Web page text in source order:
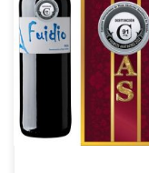
MEDALLAS DE PLATA
muy orgullosos de
mas de 3.000 vinos
por ellos. Salud!!!